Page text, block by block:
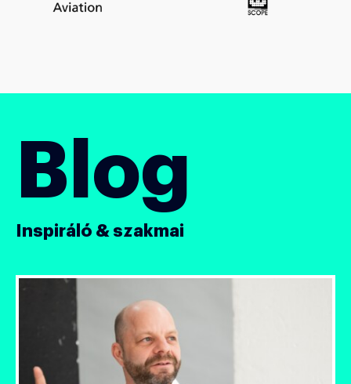
Blog
Inspiráló & szakmai